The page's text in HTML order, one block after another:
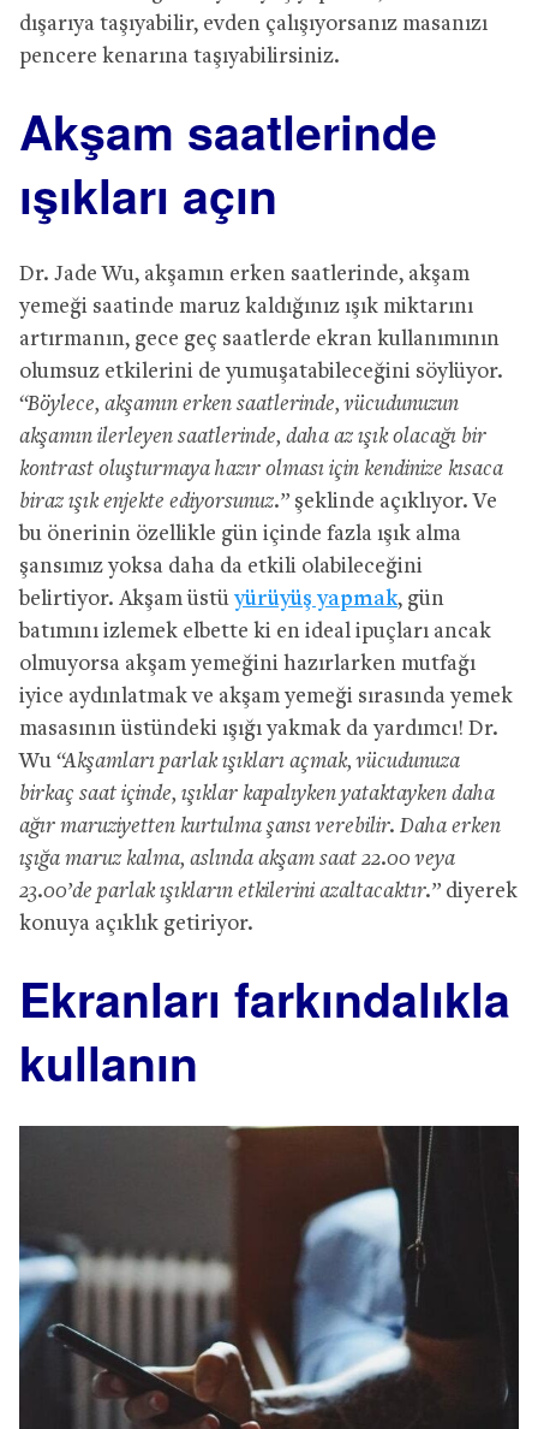
dışarıya taşıyabilir, evden çalışıyorsanız masanızı
pencere kenarına taşıyabilirsiniz.
Akşam saatlerinde
ışıkları açın
Dr. Jade Wu, akşamın erken saatlerinde, akşam
yemeği saatinde maruz kaldığınız ışık miktarını
artırmanın, gece geç saatlerde ekran kullanımının
olumsuz etkilerini de yumuşatabileceğini söylüyor.
“Böylece, akşamın erken saatlerinde, vücudunuzun
akşamın ilerleyen saatlerinde, daha az ışık olacağı bir
kontrast oluşturmaya hazır olması için kendinize kısaca
biraz ışık enjekte ediyorsunuz.” şeklinde açıklıyor. Ve
bu önerinin özellikle gün içinde fazla ışık alma
şansımız yoksa daha da etkili olabileceğini
belirtiyor. Akşam üstü yürüyüş yapmak, gün
batımını izlemek elbette ki en ideal ipuçları ancak
olmuyorsa akşam yemeğini hazırlarken mutfağı
iyice aydınlatmak ve akşam yemeği sırasında yemek
masasının üstündeki ışığı yakmak da yardımcı! Dr.
Wu “Akşamları parlak ışıkları açmak, vücudunuza
birkaç saat içinde, ışıklar kapalıyken yataktayken daha
ağır maruziyetten kurtulma şansı verebilir. Daha erken
ışığa maruz kalma, aslında akşam saat 22.00 veya
23.00’de parlak ışıkların etkilerini azaltacaktır.” diyerek
konuya açıklık getiriyor.
Ekranları farkındalıkla
kullanın